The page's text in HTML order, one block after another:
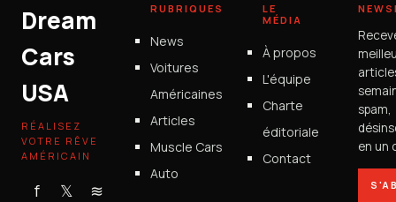
Dream
Cars
USA
RÉALISEZ
VOTRE RÊVE
AMÉRICAIN
f 𝕏 ≋
RUBRIQUES
News
Voitures
Américaines
Articles
Muscle Cars
Auto
LE
MÉDIA
À propos
L'équipe
Charte
éditoriale
Contact
spam,
en un